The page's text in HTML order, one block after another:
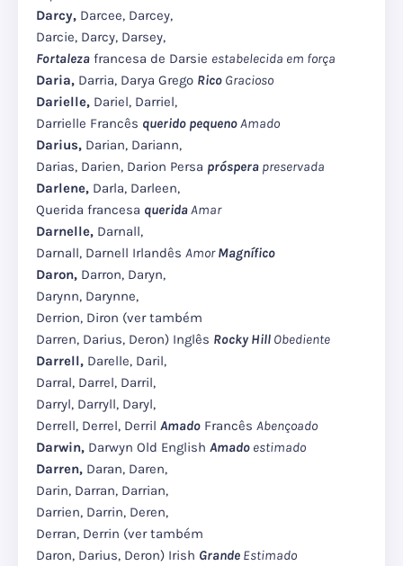
Darcy, Darcee, Darcey,
Darcie, Darcy, Darsey,
Fortaleza francesa de Darsie estabelecida em força
Daria, Darria, Darya Grego Rico Gracioso
Darielle, Dariel, Darriel,
Darrielle Francês querido pequenoAmado
Darius, Darian, Dariann,
Darias, Darien, Darion Persa próspera preservada
Darlene, Darla, Darleen,
Querida francesa queridaAmar
Darnelle, Darnall,
Darnall, Darnell Irlandês AmorMagnífico
Daron, Darron, Daryn,
Darynn, Darynne,
Derrion, Diron (ver também
Darren, Darius, Deron) Inglês Rocky Hill Obediente
Darrell, Darelle, Daril,
Darral, Darrel, Darril,
Darryl, Darryll, Daryl,
Derrell, Derrel, Derril Amado Francês Abençoado
Darwin, Darwyn Old English Amado estimado
Darren, Daran, Daren,
Darin, Darran, Darrian,
Darrien, Darrin, Deren,
Derran, Derrin (ver também
Daron, Darius, Deron) Irish Grande Estimado